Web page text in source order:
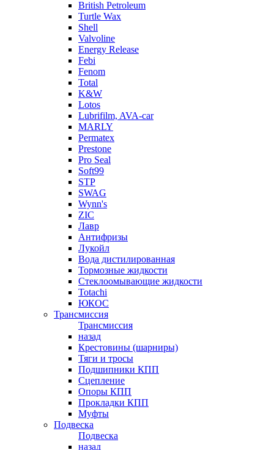
British Petroleum
Turtle Wax
Shell
Valvoline
Energy Release
Febi
Fenom
Total
K&W
Lotos
Lubrifilm, AVA-car
MARLY
Permatex
Prestone
Pro Seal
Soft99
STP
SWAG
Wynn's
ZIC
Лавр
Антифризы
Лукойл
Вода дистилированная
Тормозные жидкости
Стеклоомывающие жидкости
Totachi
ЮКОС
Трансмиссия
Трансмиссия
назад
Крестовины (шарниры)
Тяги и тросы
Подшипники КПП
Сцепление
Опоры КПП
Прокладки КПП
Муфты
Подвеска
Подвеска
назад